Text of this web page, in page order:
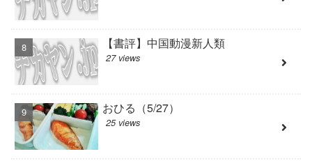
【書評】中国動漫新人類
27 views
おひる（5/27）
25 views